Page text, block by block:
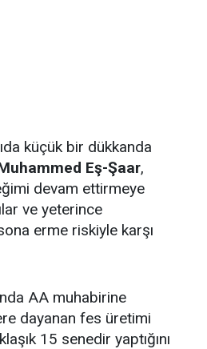
küçük bir dükkanda
Eş-Şaar,
devam ettirmeye
ve yeterince
erme riskiyle karşı
AA muhabirine
dayanan fes üretimi
15 senedir yaptığını